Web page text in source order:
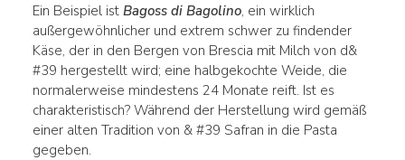
Ein Beispiel ist Bagoss di Bagolino, ein wirklich
außergewöhnlicher und extrem schwer zu findender
Käse, der in den Bergen von Brescia mit Milch von d&
#39 hergestellt wird; eine halbgekochte Weide, die
normalerweise mindestens 24 Monate reift. Ist es
charakteristisch? Während der Herstellung wird gemäß
einer alten Tradition von & #39 Safran in die Pasta
gegeben.